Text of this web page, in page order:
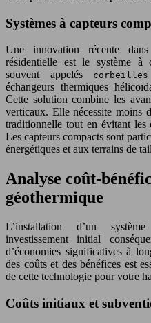
Systèmes à capteurs
Une innovation récente
résidentielle est le système à
souvent appelés
échangeurs thermiques
Cette solution combine les
verticaux. Elle nécessite moins
traditionnelle tout en évitant les
Les capteurs compacts sont
énergétiques et aux terrains de
Analyse coût-
géothermique
L’installation d’un
investissement initial
d’économies significatives à
des coûts et des bénéfices est
de cette technologie pour votre
Coûts initiaux et